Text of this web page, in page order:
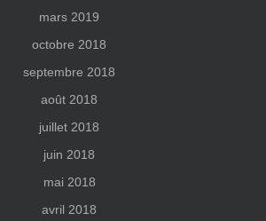
mars 2019
octobre 2018
septembre 2018
août 2018
juillet 2018
juin 2018
mai 2018
avril 2018